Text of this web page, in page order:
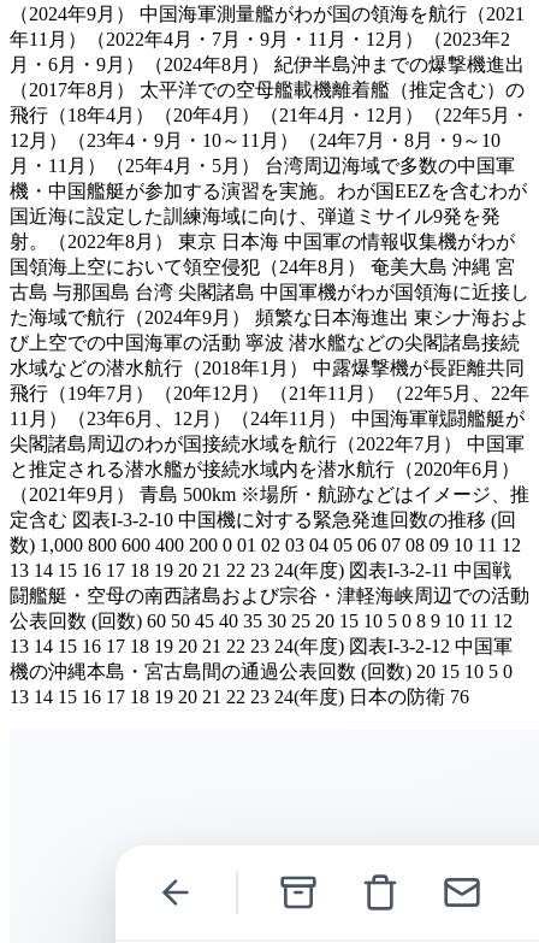
（2024年9月） 中国海軍測量艦がわが国の領海を航行（2021
年11月）（2022年4月・7月・9月・11月・12月）（2023年2
月・6月・9月）（2024年8月） 紀伊半島沖までの爆撃機進出
（2017年8月） 太平洋での空母艦載機離着艦（推定含む）の
飛行（18年4月）（20年4月）（21年4月・12月）（22年5月・
12月）（23年4・9月・10～11月）（24年7月・8月・9～10
月・11月）（25年4月・5月） 台湾周辺海域で多数の中国軍
機・中国艦艇が参加する演習を実施。わが国EEZを含むわが
国近海に設定した訓練海域に向け、弾道ミサイル9発を発
射。（2022年8月） 東京 日本海 中国軍の情報収集機がわが
国領海上空において領空侵犯（24年8月） 奄美大島 沖縄 宮
古島 与那国島 台湾 尖閣諸島 中国軍機がわが国領海に近接し
た海域で航行（2024年9月） 頻繁な日本海進出 東シナ海およ
び上空での中国海軍の活動 寧波 潜水艦などの尖閣諸島接続
水域などの潜水航行（2018年1月） 中露爆撃機が長距離共同
飛行（19年7月）（20年12月）（21年11月）（22年5月、22年
11月）（23年6月、12月）（24年11月） 中国海軍戦闘艦艇が
尖閣諸島周辺のわが国接続水域を航行（2022年7月） 中国軍
と推定される潜水艦が接続水域内を潜水航行（2020年6月）
（2021年9月） 青島 500km ※場所・航跡などはイメージ、推
定含む 図表I-3-2-10 中国機に対する緊急発進回数の推移 (回
数) 1,000 800 600 400 200 0 01 02 03 04 05 06 07 08 09 10 11 12
13 14 15 16 17 18 19 20 21 22 23 24(年度) 図表I-3-2-11 中国戦
闘艦艇・空母の南西諸島および宗谷・津軽海峡周辺での活動
公表回数 (回数) 60 50 45 40 35 30 25 20 15 10 5 0 8 9 10 11 12
13 14 15 16 17 18 19 20 21 22 23 24(年度) 図表I-3-2-12 中国軍
機の沖縄本島・宮古島間の通過公表回数 (回数) 20 15 10 5 0
13 14 15 16 17 18 19 20 21 22 23 24(年度) 日本の防衛 76